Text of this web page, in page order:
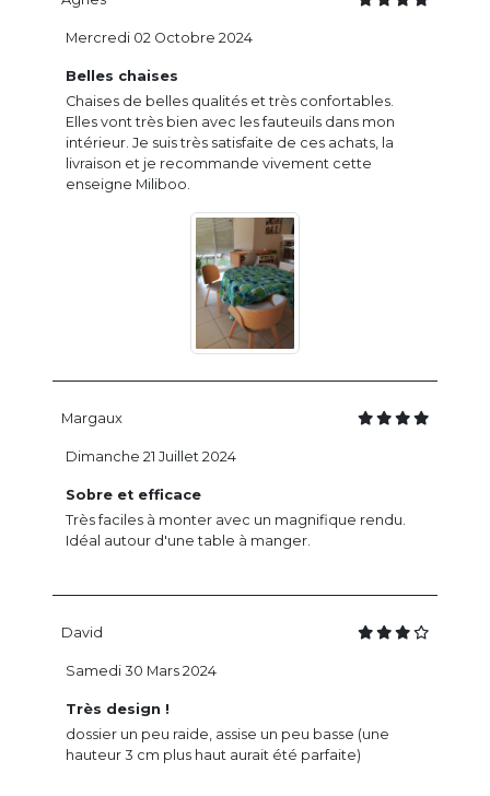
Belles chaises
Chaises de belles qualités et très confortables.
Elles vont très bien avec les fauteuils dans mon
intérieur. Je suis très satisfaite de ces achats, la
livraison et je recommande vivement cette
enseigne Miliboo.
Mercredi 02 Octobre 2024
Margaux
Sobre et efficace
Très faciles à monter avec un magnifique rendu.
Idéal autour d'une table à manger.
Dimanche 21 Juillet 2024
David
Très design !
dossier un peu raide, assise un peu basse (une
hauteur 3 cm plus haut aurait été parfaite)
Samedi 30 Mars 2024